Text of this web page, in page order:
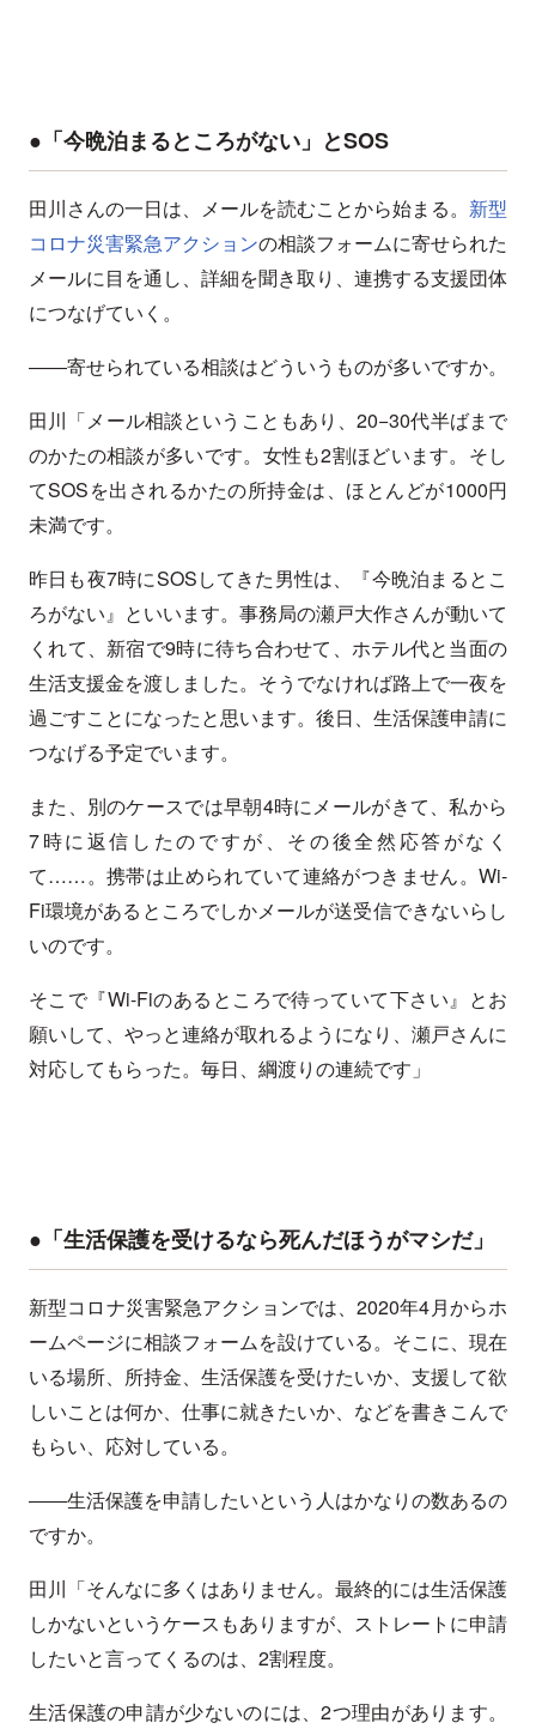
●「今晩泊まるところがない」とSOS
田川さんの一日は、メールを読むことから始まる。 新型
コロナ災害緊急アクションの相談フォームに寄せられた
メールに目を通し、詳細を聞き取り、連携する支援団体
につなげていく。
――寄せられている相談はどういうものが多いですか。
田川「メール相談ということもあり、20−30代半ばまで
のかたの相談が多いです。女性も2割ほどいます。そし
てSOSを出されるかたの所持金は、ほとんどが1000円
未満です。
昨日も夜7時にSOSしてきた男性は、『今晩泊まるとこ
ろがない』といいます。事務局の瀬戸大作さんが動いて
くれて、新宿で9時に待ち合わせて、ホテル代と当面の
生活支援金を渡しました。そうでなければ路上で一夜を
過ごすことになったと思います。後日、生活保護申請に
つなげる予定でいます。
また、別のケースでは早朝4時にメールがきて、私から
7時に返信したのですが、その後全然応答がなく
て……。携帯は止められていて連絡がつきません。Wi-
Fi環境があるところでしかメールが送受信できないらし
いのです。
そこで『Wi-Fiのあるところで待っていて下さい』とお
願いして、やっと連絡が取れるようになり、瀬戸さんに
対応してもらった。毎日、綱渡りの連続です」
●「生活保護を受けるなら死んだほうがマシだ」
新型コロナ災害緊急アクションでは、2020年4月からホ
ームページに相談フォームを設けている。そこに、現在
いる場所、所持金、生活保護を受けたいか、支援して欲
しいことは何か、仕事に就きたいか、などを書きこんで
もらい、応対している。
――生活保護を申請したいという人はかなりの数あるの
ですか。
田川「そんなに多くはありません。最終的には生活保護
しかないというケースもありますが、ストレートに申請
したいと言ってくるのは、2割程度。
生活保護の申請が少ないのには、2つ理由があります。